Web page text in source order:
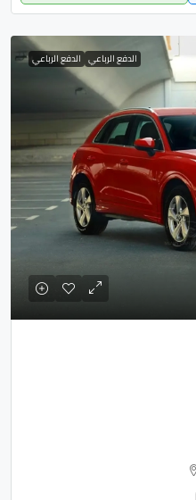
الدفع الرباعي الدفع الرباعي